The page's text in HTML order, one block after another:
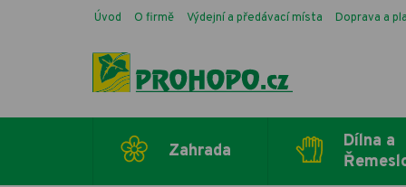
Úvod O firmě Výdejní a předávací místa Doprava a
Zahrada
Dílna a